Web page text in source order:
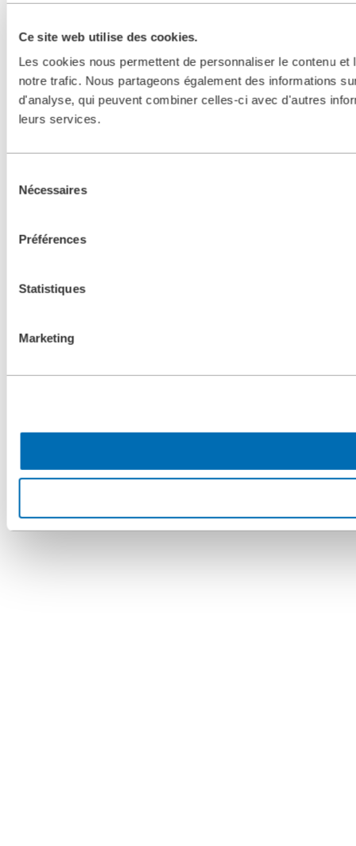
Ce site web utilise des cookies.
Les cookies nous permettent de personnaliser le contenu
notre trafic. Nous partageons également des informations
d'analyse, qui peuvent combiner celles-ci avec d'autres
leurs services.
Nécessaires
Préférences
Statistiques
Marketing